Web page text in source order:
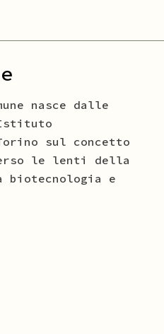
nasce dalle
sul concetto
le lenti della
biotecnologia e